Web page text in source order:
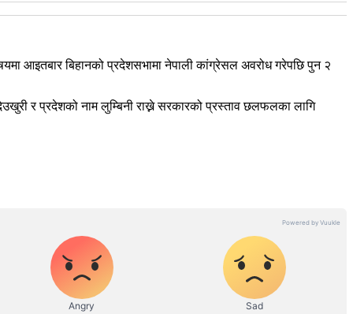
आइतबार बिहानको प्रदेशसभामा नेपाली कांग्रेसल अवरोध गरेपछि पुन २
र प्रदेशको नाम लुम्बिनी राख्ने सरकारको प्रस्ताव छलफलका लागि